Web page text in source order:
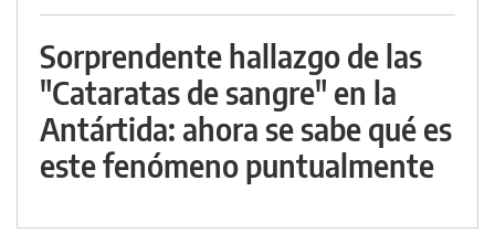
Sorprendente hallazgo de las
"Cataratas de sangre" en la
Antártida: ahora se sabe qué es
este fenómeno puntualmente